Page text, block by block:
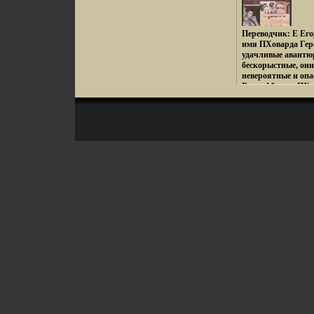
том включены
Твена
c 5-204 Том Сойер
Похождения
Сыскные подвиги
Рассказы c 735-
Twain Родился
городок
Твена
Переводчик: Е
имя ПХоварда
удачливые
бескорыстные,
невероятные и
Ромвафбнаны
читатели многих